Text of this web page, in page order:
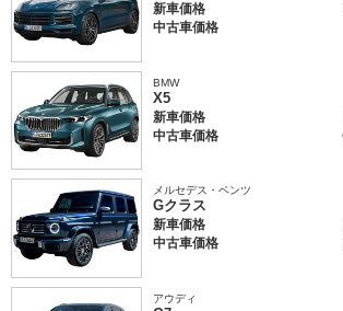
新車価格
中古車価格
BMW
X5
新車価格
中古車価格
メルセデス・ベンツ
Gクラス
新車価格
中古車価格
アウディ